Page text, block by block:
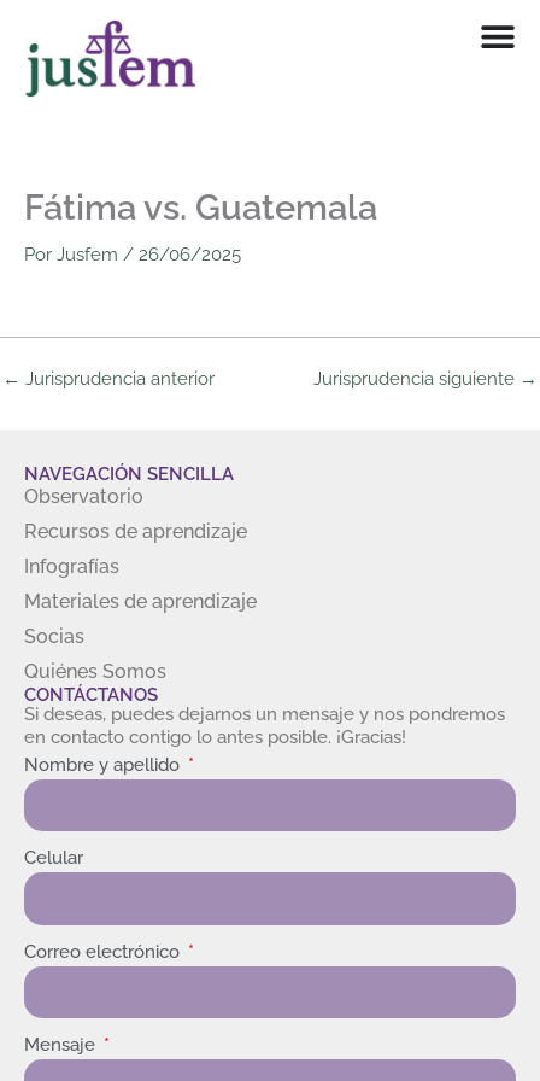
contenido
Fátima vs. Guatemala
Por Jusfem / 26/06/2025
← Jurisprudencia anterior Jurisprudencia siguiente →
NAVEGACIÓN SENCILLA
Observatorio
Recursos de aprendizaje
Infografías
Materiales de aprendizaje
Socias
Quiénes Somos
CONTÁCTANOS
Si deseas, puedes dejarnos un mensaje y nos pondremos
en contacto contigo lo antes posible. ¡Gracias!
Nombre y apellido
Celular
Correo electrónico
Mensaje